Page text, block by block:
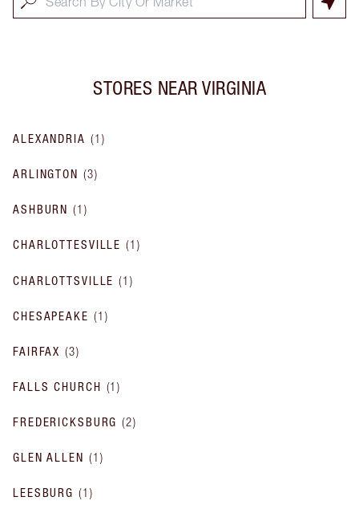
STORES NEAR VIRGINIA
ALEXANDRIA (1 )
ARLINGTON (3)
ASHBURN (1 )
CHARLOTTESVILLE (1 )
CHARLOTTSVILLE (1)
CHESAPEAKE (1 )
FAIRFAX (3)
FALLS CHURCH (1)
FREDERICKSBURG (2)
GLEN ALLEN (1 )
LEESBURG (1 )